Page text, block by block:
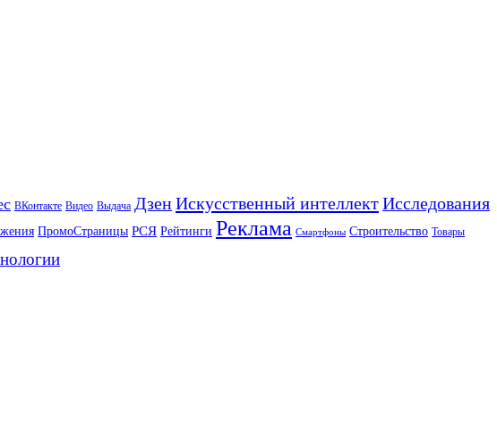
ВКонтакте Видео Выдача ДзенИскусственный интеллектИсследования
ПромоСтраницы РСЯ Рейтинги Реклама Смартфоны Строительство Товары